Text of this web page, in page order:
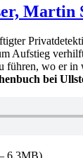
Martin
Aufstieg
wo er in
bei